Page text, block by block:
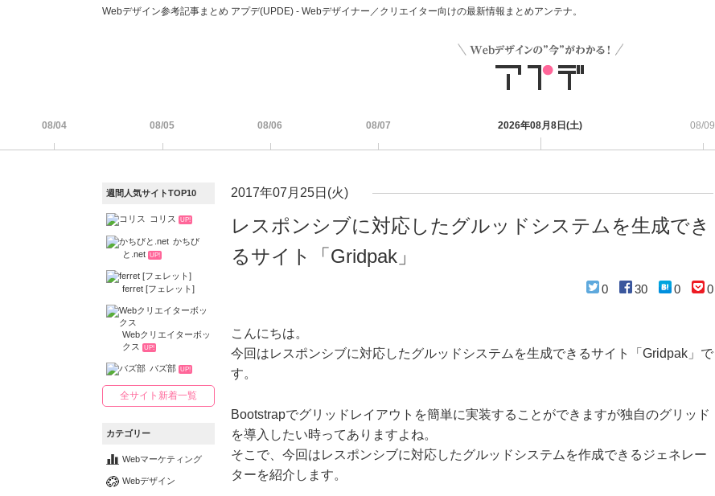
Webデザイン参考記事まとめ アプデ(UPDE) - Webデザイナー／クリエイター向けの最新情報まとめアンテナ。
08/04 08/05 08/06 08/07 2026年08月8日(土) 08/09
2017年07月25日(火)
レスポンシブに対応したグルッドシステムを生成でき
るサイト「Gridpak」
0 30 0 0
こんにちは。
今回はレスポンシブに対応したグルッドシステムを生成できるサイト「Gridpak」で
す。
Bootstrapでグリッドレイアウトを簡単に実装することができますが独自のグリッド
を導入したい時ってありますよね。
そこで、今回はレスポンシブに対応したグルッドシステムを作成できるジェネレー
ターを紹介します。
週間人気サイトTOP10
コリス UP!
かちび
と.net UP!
ferret [フェレット]
Webクリエイターボッ
クス
UP!
バズ部 UP!
全サイト新着一覧
カテゴリー
Webマーケティング
Webデザイン